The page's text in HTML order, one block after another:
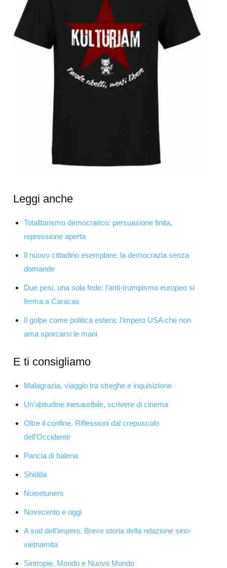
Leggi anche
Totalitarismo democratico: persuasione finita,
repressione aperta
Il nuovo cittadino esemplare: la democrazia senza
domande
Due pesi, una sola fede: l’anti-trumpismo europeo si
ferma a Caracas
Il golpe come politica estera: l’impero USA che non
ama sporcarsi le mani
E ti consigliamo
Malagrazia, viaggio tra streghe e inquisizione
Un’abitudine inesauribile, scrivere di cinema
Oltre il confine. Riflessioni dal crepuscolo
dell’Occidente
Pancia di balena
Shidda
Noisetuners
Novecento e oggi
A sud dell’impero. Breve storia della relazione sino-
vietnamita
Sintropie. Mondo e Nuovo Mondo